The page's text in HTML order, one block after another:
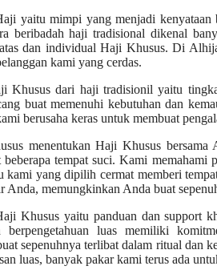
yaitu mimpi yang menjadi
beribadah haji tradisional dikenal
dan individual Haji Khusus. Di
kami yang cerdas.
Khusus dari haji tradisionil yaitu
buat memenuhi kebutuhan dan
berusaha keras untuk membuat
menentukan Haji Khusus
tempat suci. Kami
kami yang dipilih cermat memberi
Anda, memungkinkan Anda buat
Khusus yaitu panduan dan support
berpengetahuan luas memiliki
sepenuhnya terlibat dalam ritual dan
luas, banyak pakar kami terus ada